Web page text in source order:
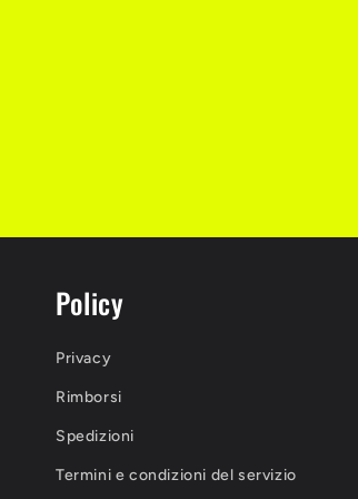
Policy
Privacy
Rimborsi
Spedizioni
Termini e condizioni del servizio